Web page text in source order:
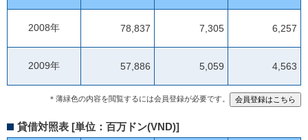
2008年 78,837 7,305 6,257
2009年 57,886 5,059 4,563
＊薄緑色の内容を閲覧するには会員登録が必要です。
貸借対照表 [単位：百万ドン(VND)]